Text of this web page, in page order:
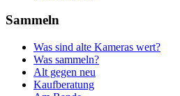
Sammeln
Was sind alte Kameras wert?
Was sammeln?
Alt gegen neu
Kaufberatung